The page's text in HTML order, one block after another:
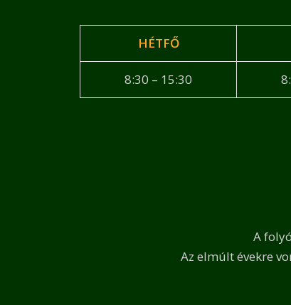
HÉTFŐ
8:30 – 15:30
A
Az elmúlt évekre